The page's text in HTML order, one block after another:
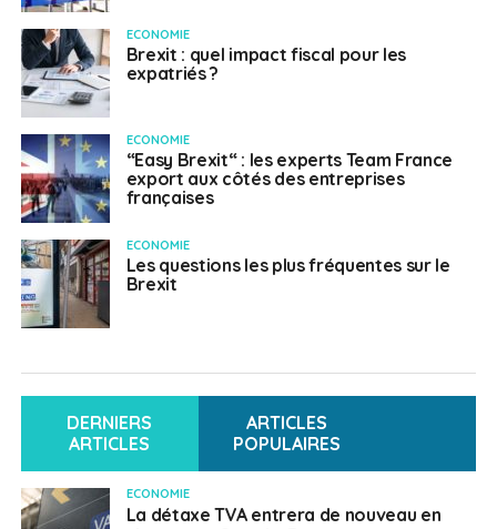
ECONOMIE
Brexit : quel impact fiscal pour les
expatriés ?
ECONOMIE
“Easy Brexit“ : les experts Team France
export aux côtés des entreprises
françaises
ECONOMIE
Les questions les plus fréquentes sur le
Brexit
DERNIERS
ARTICLES
ARTICLES
POPULAIRES
ECONOMIE
La détaxe TVA entrera de nouveau en